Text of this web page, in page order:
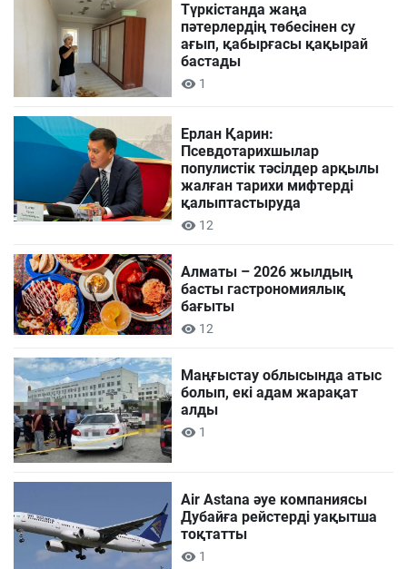
Түркістанда жаңа
пәтерлердің төбесінен су
ағып, қабырғасы қақырай
бастады
1
Ерлан Қарин:
Псевдотарихшылар
популистік тәсілдер арқылы
жалған тарихи мифтерді
қалыптастыруда
12
Алматы – 2026 жылдың
басты гастрономиялық
бағыты
12
Маңғыстау облысында атыс
болып, екі адам жарақат
алды
1
Air Astana әуе компаниясы
Дубайға рейстерді уақытша
тоқтатты
1